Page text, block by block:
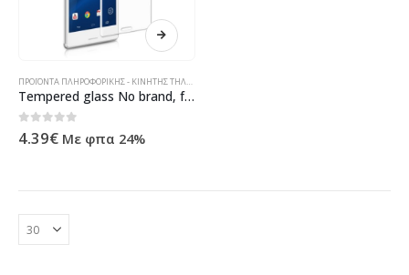
ΠΡΟΪΌΝΤΑ ΠΛΗΡΟΦΟΡΙΚΉΣ - ΚΙΝΗΤΉΣ ΤΗΛΕΦΩΝΊΑΣ - ΗΛΕΚΤΡΟΝΙΚΆ
Tempered glass No brand, for Sony Xperia M4, 0.3mm, Transparent – 52108
0out of 5
4.39€ Με φπα 24%